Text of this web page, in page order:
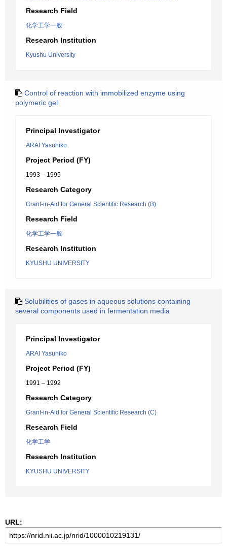
Research Field
化学工学一般
Research Institution
Kyushu University
Control of reaction with immobilized enzyme using
polymeric gel
Principal Investigator
ARAI Yasuhiko
Project Period (FY)
1993 – 1995
Research Category
Grant-in-Aid for General Scientific Research (B)
Research Field
化学工学一般
Research Institution
KYUSHU UNIVERSITY
Solubilities of gases in aqueous solutions containing
several components used in fermentation media
Principal Investigator
ARAI Yasuhiko
Project Period (FY)
1991 – 1992
Research Category
Grant-in-Aid for General Scientific Research (C)
Research Field
化学工学
Research Institution
KYUSHU UNIVERSITY
URL: